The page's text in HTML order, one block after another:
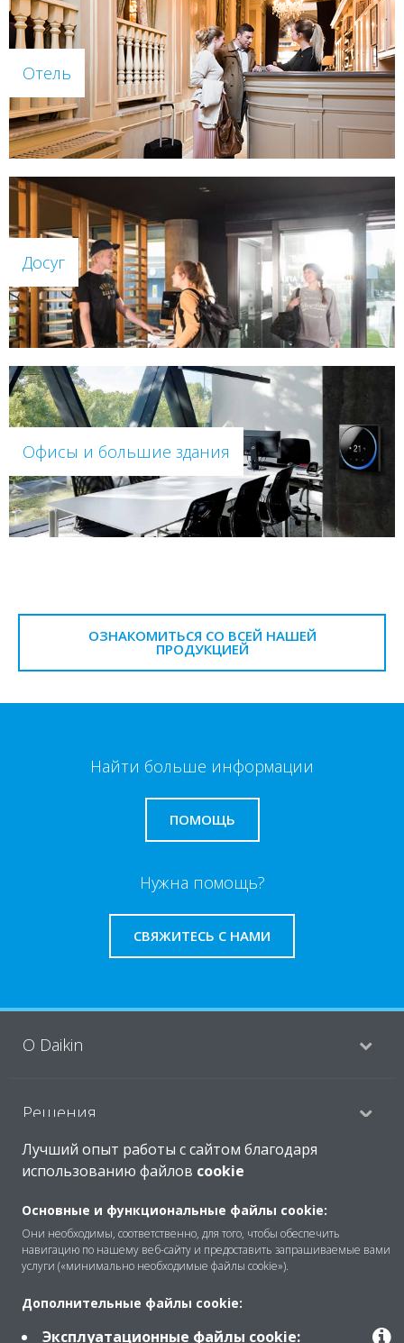
Отель
Досуг
Офисы и большие здания
ОЗНАКОМИТЬСЯ СО ВСЕЙ НАШЕЙ
ПРОДУКЦИЕЙ
Найти больше информации
ПОМОЩЬ
Нужна помощь?
СВЯЖИТЕСЬ С НАМИ
O Daikin
Решения
Помощь
Продукты
Лучший опыт работы с сайтом благодаря
использованию файлов cookie
Основные и функциональные файлы cookie:
Они необходимы, соответственно, для того, чтобы обеспечить
навигацию по нашему веб-сайту и предоставить запрашиваемые вами
услуги («минимально необходимые файлы cookie»).
Дополнительные файлы cookie:
Эксплуатационные файлы cookie: